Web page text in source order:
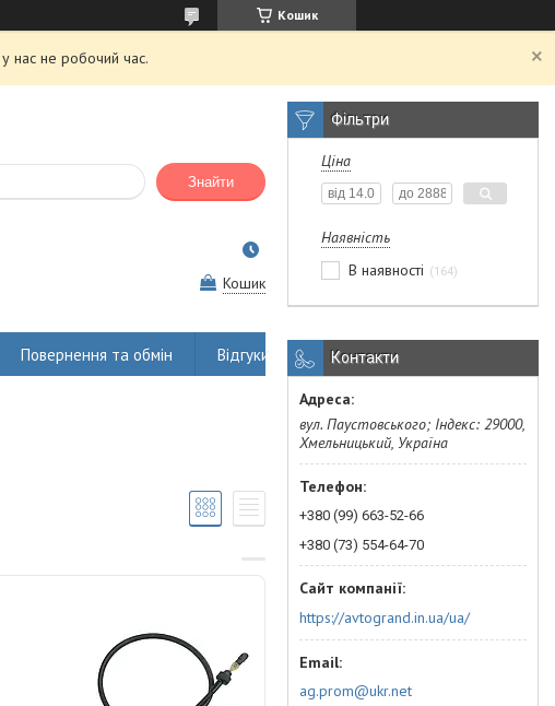
Кошик
нас не робочий час.
Знайти
Кошик
Повернення та обмін Відгуки
Фільтри
Ціна
Наявність
В наявності
164
Контакти
вул. Паустовського; Індекс: 29000,
Хмельницький, Україна
+380 (99) 663-52-66
+380 (73) 554-64-70
https://avtogrand.in.ua/ua/
ag.prom@ukr.net